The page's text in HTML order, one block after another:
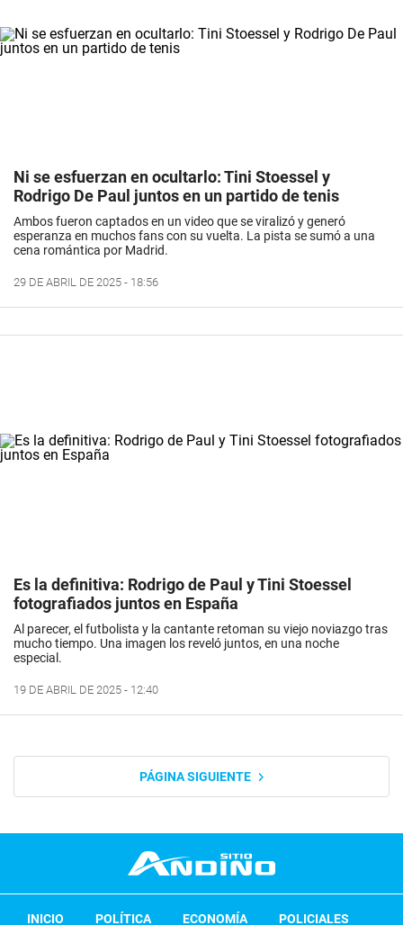
Ni se esfuerzan en ocultarlo: Tini Stoessel y
Rodrigo De Paul juntos en un partido de tenis
Ambos fueron captados en un video que se viralizó y generó
esperanza en muchos fans con su vuelta. La pista se sumó a una
cena romántica por Madrid.
29 DE ABRIL DE 2025 - 18:56
Es la definitiva: Rodrigo de Paul y Tini Stoessel
fotografiados juntos en España
Al parecer, el futbolista y la cantante retoman su viejo noviazgo tras
mucho tiempo. Una imagen los reveló juntos, en una noche
especial.
19 DE ABRIL DE 2025 - 12:40
PÁGINA SIGUIENTE
INICIO POLÍTICA ECONOMÍA POLICIALES